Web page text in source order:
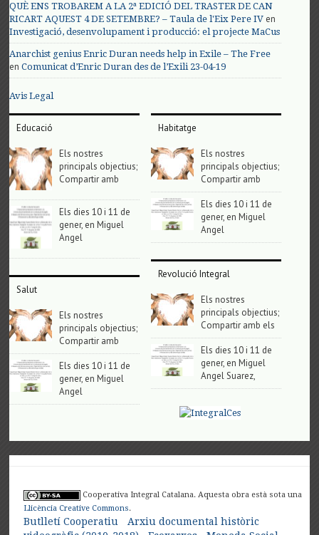
QUÈ ENS TROBAREM A LA 2ª EDICIÓ DEL TRASTER DE CAN
RICART AQUEST 4 DE SETEMBRE? – Taula de l'Eix Pere IV en
Investigació, desenvolupament i producció: el projecte MaCus
Anarchist genius Enric Duran needs help in Exile – The Free
enComunicat d’Enric Duran des de l’Exili 23-04-19
Avis Legal
Educació
Els nostres
principals objectius;
Compartir amb
Els dies 10 i 11 de
gener, en Miguel
Angel
Salut
Els nostres
principals objectius;
Compartir amb
Els dies 10 i 11 de
gener, en Miguel
Angel
Habitatge
Els nostres
principals objectius;
Compartir amb
Els dies 10 i 11 de
gener, en Miguel
Angel
Revolució Integral
Els nostres
principals objectius;
Compartir amb els
Els dies 10 i 11 de
gener, en Miguel
Angel Suarez,
Cooperativa Integral Catalana. Aquesta obra està sota una
Llicència Creative Commons.
Butlletí Cooperatiu
Arxiu documental històric